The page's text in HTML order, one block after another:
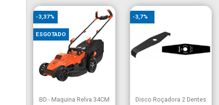
 Vista rápida
BD - Maquina Relva 34CM
-3,37%
ESGOTADO
Vista rápida
Disco Roçadora 2 Dentes
-3,7%